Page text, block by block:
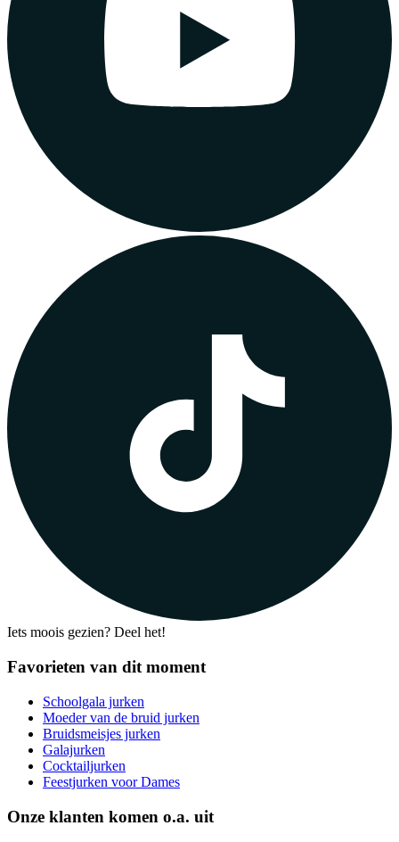
Iets moois gezien? Deel het!
Favorieten van dit moment
Schoolgala jurken
Moeder van de bruid jurken
Bruidsmeisjes jurken
Galajurken
Cocktailjurken
Feestjurken voor Dames
Onze klanten komen o.a. uit